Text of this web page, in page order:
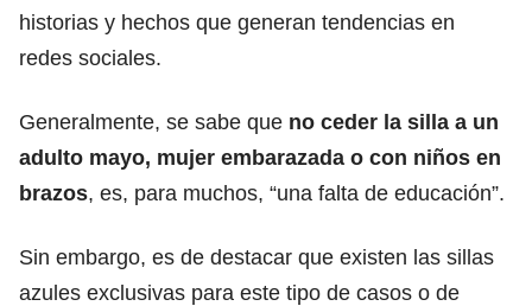
historias y hechos que generan tendencias en
redes sociales.
Generalmente, se sabe que no ceder la silla a un
adulto mayo, mujer embarazada o con niños en
brazos, es, para muchos, “una falta de educación”.
Sin embargo, es de destacar que existen las sillas
azules exclusivas para este tipo de casos o de